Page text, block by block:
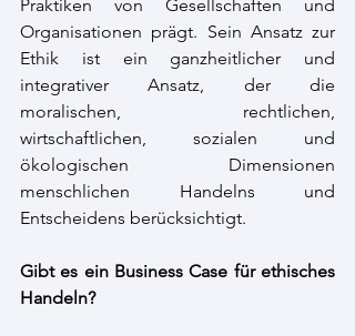
Praktiken von Gesellschaften und
Organisationen prägt. Sein Ansatz zur
Ethik ist ein ganzheitlicher und
integrativer Ansatz, der die
moralischen, rechtlichen,
wirtschaftlichen, sozialen und
ökologischen Dimensionen
menschlichen Handelns und
Entscheidens berücksichtigt.
Gibt es ein Business Case für ethisches
Handeln?